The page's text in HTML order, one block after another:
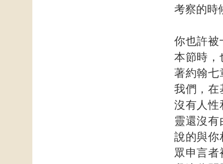
考察的時
你也許被
本節時，
著約翰七
我們，在
沒有人性
靈還沒
說的與你
眾申言者